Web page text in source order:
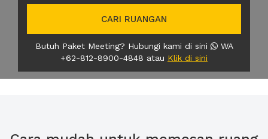
CARI RUANGAN
Butuh Paket Meeting? Hubungi kami di sini
WA
+62-812-8900-4848 atau Klik di sini